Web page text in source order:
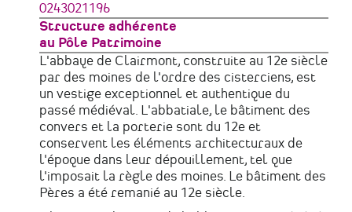
Téléphone
0243021196
Structure adhérente
au Pôle Patrimoine
L'abbaye de Clairmont, construite au 12e siècle
par des moines de l'ordre des cisterciens, est
un vestige exceptionnel et authentique du
passé médiéval. L'abbatiale, le bâtiment des
convers et la porterie sont du 12e et
conservent les éléments architecturaux de
l'époque dans leur dépouillement, tel que
l'imposait la règle des moines. Le bâtiment des
Pères a été remanié au 12e siècle.